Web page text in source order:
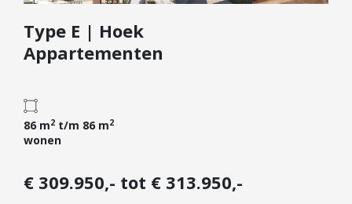
Diensten
Kopen
Verkopen
Verhuren
Taxeren
Nieuwbouw
Type E | Hoek
Appartementen
86 m2 t/m 86 m2
wonen
€ 309.950,- tot € 313.950,-